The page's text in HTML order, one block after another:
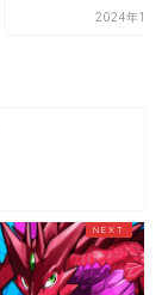
2024年11